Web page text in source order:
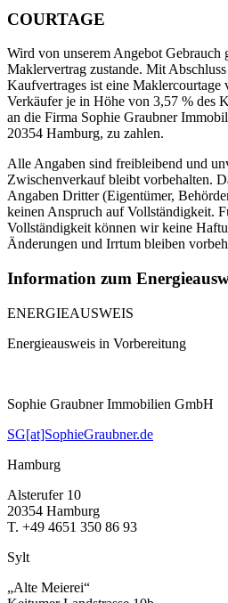
COURTAGE
Wird von unserem Angebot Gebrauch
Maklervertrag zustande. Mit
Kaufvertrages ist eine
Verkäufer je in Höhe von 3,57 % des
an die Firma Sophie Graubner
20354 Hamburg, zu zahlen.
Alle Angaben sind freibleibend und
Zwischenverkauf bleibt vorbehalten.
Angaben Dritter (Eigentümer,
keinen Anspruch auf Vollständigkeit.
Vollständigkeit können wir keine
Änderungen und Irrtum bleiben
Information zum
ENERGIEAUSWEIS
Energieausweis in Vorbereitung
Sophie Graubner Immobilien GmbH
SG[at]SophieGraubner.de
Hamburg
Alsterufer 10
20354 Hamburg
T. +49 4651 350 86 93
Sylt
„Alte Meierei“